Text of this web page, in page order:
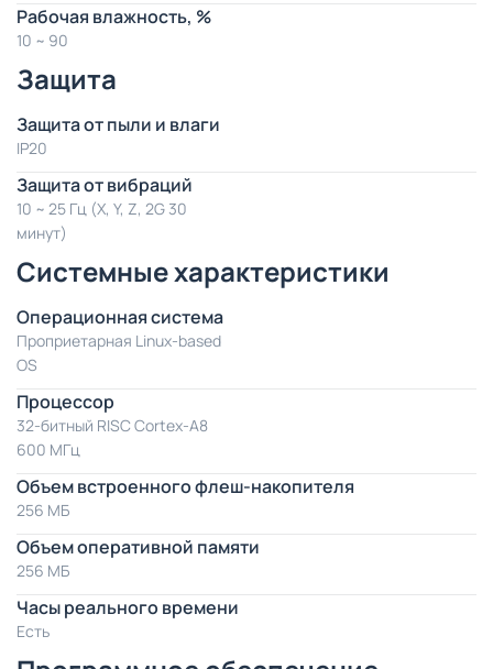
Рабочая влажность, %
10 ~ 90
Защита
Защита от пыли и влаги
IP20
Защита от вибраций
10 ~ 25 Гц (X, Y, Z, 2G 30
минут)
Системные характеристики
Операционная система
Проприетарная Linux-based
OS
Процессор
32-битный RISC Cortex-A8
600 МГц
Объем встроенного флеш-накопителя
256 МБ
Объем оперативной памяти
256 МБ
Часы реального времени
Есть